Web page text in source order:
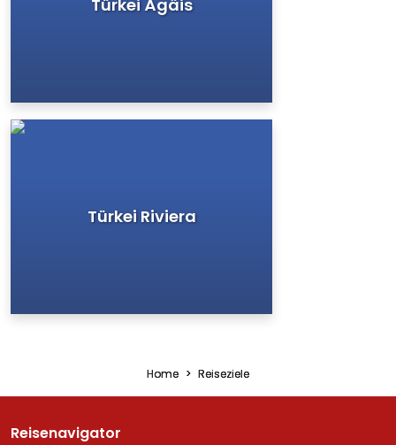
Türkei Ägäis
Türkei Riviera
Home Reiseziele
Reisenavigator